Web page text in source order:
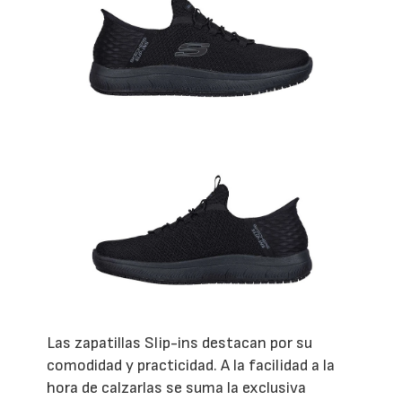
Las zapatillas Slip-ins destacan por su
comodidad y practicidad. A la facilidad a la
hora de calzarlas se suma la exclusiva